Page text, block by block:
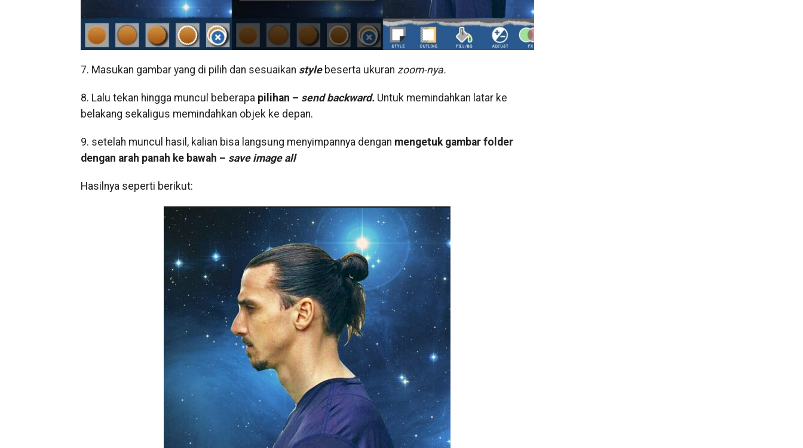
7. Masukan gambar yang di pilih dan sesuaikan stylebeserta ukuran zoom-nya.
8. Lalu tekan hingga muncul beberapa pilihan – send backward.Untuk memindahkan latar ke
belakang sekaligus memindahkan objek ke depan.
9. setelah muncul hasil, kalian bisa langsung menyimpannya dengan mengetuk gambar folder
dengan arah panah ke bawah – save image all
Hasilnya seperti berikut: